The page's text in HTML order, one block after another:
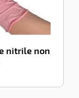
nitrile non